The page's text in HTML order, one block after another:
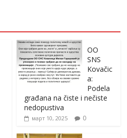
OO
SNS
Kovačic
a:
Podela
građana na čiste i nečiste
nedopustiva
март 10, 2025 0